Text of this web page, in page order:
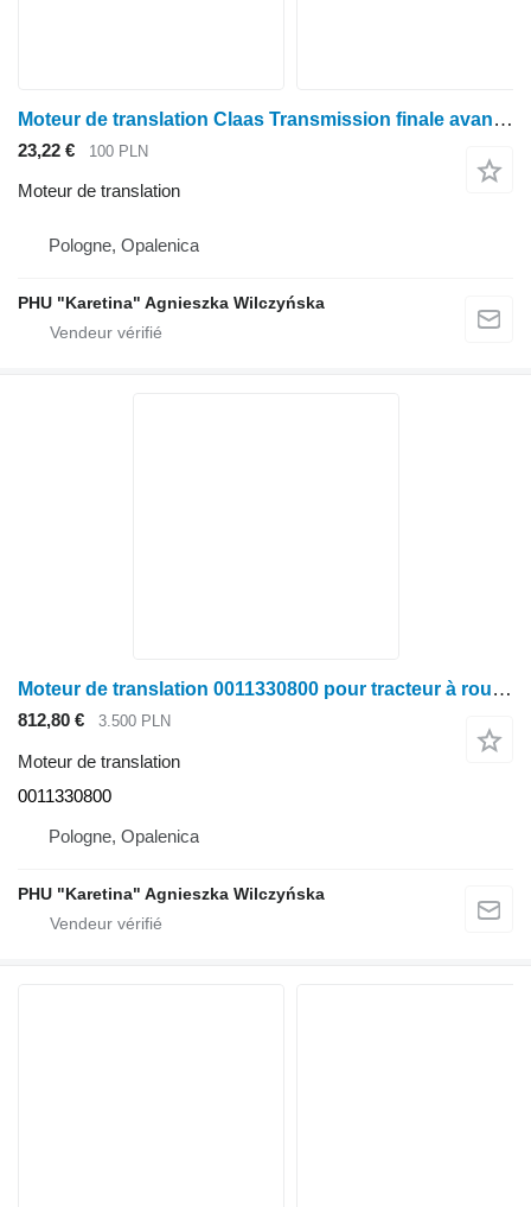
Moteur de translation Claas Transmission finale avant Dominator 108 pour moissonneuse-batteuse Claas Dominator 108
23,22 € 100 PLN
Moteur de translation
Pologne, Opalenica
PHU "Karetina" Agnieszka Wilczyńska
Moteur de translation 0011330800 pour tracteur à roues Claas Axion Arion Ares
812,80 € 3.500 PLN
Moteur de translation
0011330800
Pologne, Opalenica
PHU "Karetina" Agnieszka Wilczyńska